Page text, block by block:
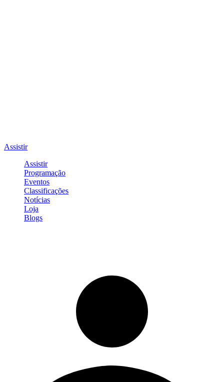
Assistir
Assistir
Programação
Eventos
Classificações
Notícias
Loja
Blogs